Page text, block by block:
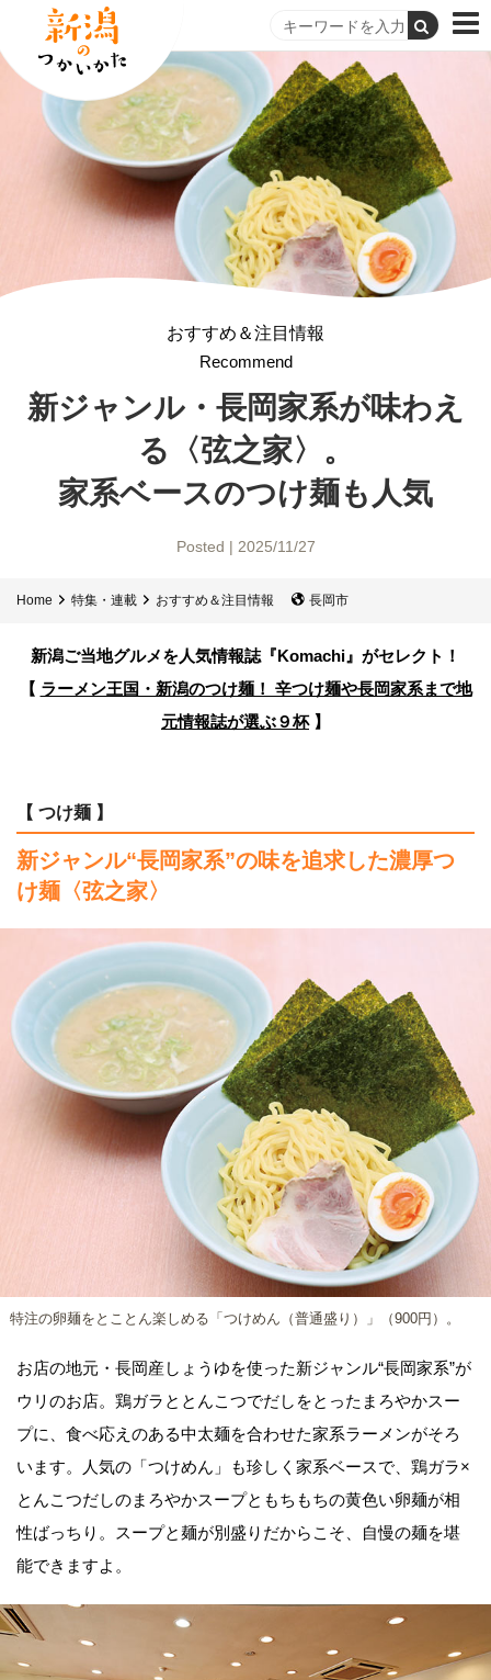
おすすめ＆注目情報
Recommend
新ジャンル・長岡家系が味わえ
る〈弦之家〉。
家系ベースのつけ麺も人気
Posted | 2025/11/27
Home 特集・連載 おすすめ＆注目情報 長岡市
新潟ご当地グルメを人気情報誌 『Komachi』がセレクト！
【 ラーメン王国・新潟のつけ麺！ 辛つけ麺や長岡家系まで地
元情報誌が選ぶ９杯】
【 つけ麺 】
新ジャンル“長岡家系”の味を追求した濃厚つ
け麺〈弦之家〉
特注の卵麺をとことん楽しめる「つけめん（普通盛り）」（900円）。
お店の地元・長岡産しょうゆを使った新ジャンル“長岡家系”が
ウリのお店。鶏ガラととんこつでだしをとったまろやかスー
プに、食べ応えのある中太麺を合わせた家系ラーメンがそろ
います。人気の「つけめん」も珍しく家系ベースで、鶏ガラ×
とんこつだしのまろやかスープともちもちの黄色い卵麺が相
性ばっちり。スープと麺が別盛りだからこそ、自慢の麺を堪
能できますよ。